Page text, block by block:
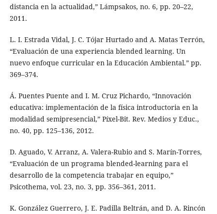
distancia en la actualidad,” Lámpsakos, no. 6, pp. 20–22,
2011.
L. I. Estrada Vidal, J. C. Tójar Hurtado and A. Matas Terrón,
“Evaluación de una experiencia blended learning. Un
nuevo enfoque curricular en la Educación Ambiental.” pp.
369–374.
Á. Puentes Puente and I. M. Cruz Pichardo, “Innovación
educativa: implementación de la física introductoria en la
modalidad semipresencial,” Píxel-Bit. Rev. Medios y Educ.,
no. 40, pp. 125–136, 2012.
D. Aguado, V. Arranz, A. Valera-Rubio and S. Marín-Torres,
“Evaluación de un programa blended-learning para el
desarrollo de la competencia trabajar en equipo,”
Psicothema, vol. 23, no. 3, pp. 356–361, 2011.
K. González Guerrero, J. E. Padilla Beltrán, and D. A. Rincón